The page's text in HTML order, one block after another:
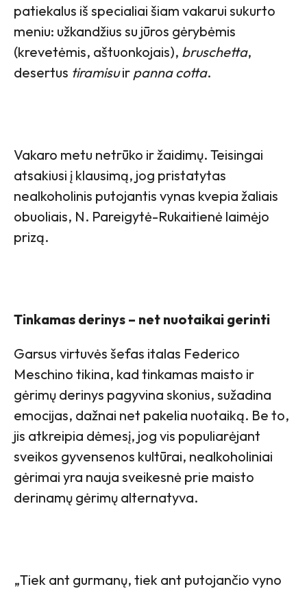
patiekalus iš specialiai šiam vakarui sukurto
meniu: užkandžius su jūros gėrybėmis
(krevetėmis, aštuonkojais), bruschetta,
desertus tiramisuir panna cotta.
Vakaro metu netrūko ir žaidimų. Teisingai
atsakiusi į klausimą, jog pristatytas
nealkoholinis putojantis vynas kvepia žaliais
obuoliais, N. Pareigytė-Rukaitienė laimėjo
prizą.
Tinkamas derinys – net nuotaikai gerinti
Garsus virtuvės šefas italas Federico
Meschino tikina, kad tinkamas maisto ir
gėrimų derinys pagyvina skonius, sužadina
emocijas, dažnai net pakelia nuotaiką. Be to,
jis atkreipia dėmesį, jog vis populiarėjant
sveikos gyvensenos kultūrai, nealkoholiniai
gėrimai yra nauja sveikesnė prie maisto
derinamų gėrimų alternatyva.
„Tiek ant gurmanų, tiek ant putojančio vyno